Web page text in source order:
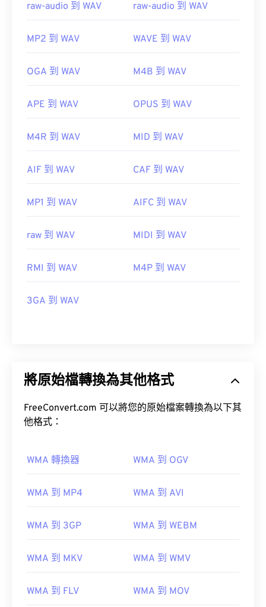
raw-audio 到 WAV raw-audio 到 WAV
MP2 到 WAV WAVE 到 WAV
OGA 到 WAV M4B 到 WAV
APE 到 WAV OPUS 到 WAV
M4R 到 WAV MID 到 WAV
AIF 到 WAV CAF 到 WAV
MP1 到 WAV AIFC 到 WAV
raw 到 WAV MIDI 到 WAV
RMI 到 WAV M4P 到 WAV
3GA 到 WAV
將原始檔轉換為其他格式
FreeConvert.com 可以將您的原始檔案轉換為以下其
他格式：
WMA 轉換器 WMA 到 OGV
WMA 到 MP4 WMA 到 AVI
WMA 到 3GP WMA 到 WEBM
WMA 到 MKV WMA 到 WMV
WMA 到 FLV WMA 到 MOV